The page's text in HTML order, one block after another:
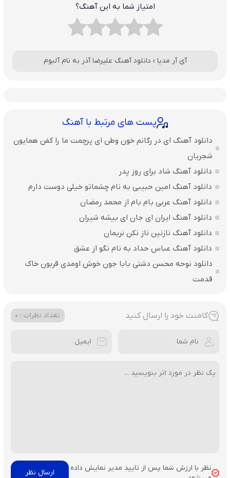
امتیاز شما به این آهنگ؟
آی آر مدیا › دانلود آهنگ علیرضا آذر به نام آلبوم
پست های مرتبط با آهنگ
دانلود آهنگ ای در رگانم خون وطن ای پرچمت ما را کفن همایون
شجریان
دانلود آهنگ شاد برای روز پدر
دانلود آهنگ امین حبیبی به نام چشماتو خیلی دوست دارم
دانلود آهنگ عربی بام بام از محمد رمضان
دانلود آهنگ ایران ای جان ای بیشه شیران
دانلود آهنگ نازنین ناز نکن نریمان
دانلود آهنگ عباس حداد به نام نگو از عشق
دانلود نوحه محسن دشتی بابا جون خوش اومدی قربون خاک
قدمت
کامنت خود را ارسال کنید تعداد نظرات : 0
نظر با ارزش شما پس از تایید مدیر نمایش داده